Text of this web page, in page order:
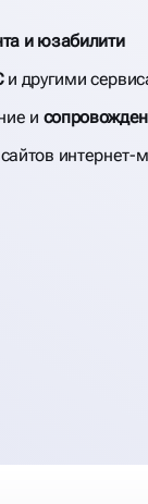
и юзабилити
и другими
и
интернет-